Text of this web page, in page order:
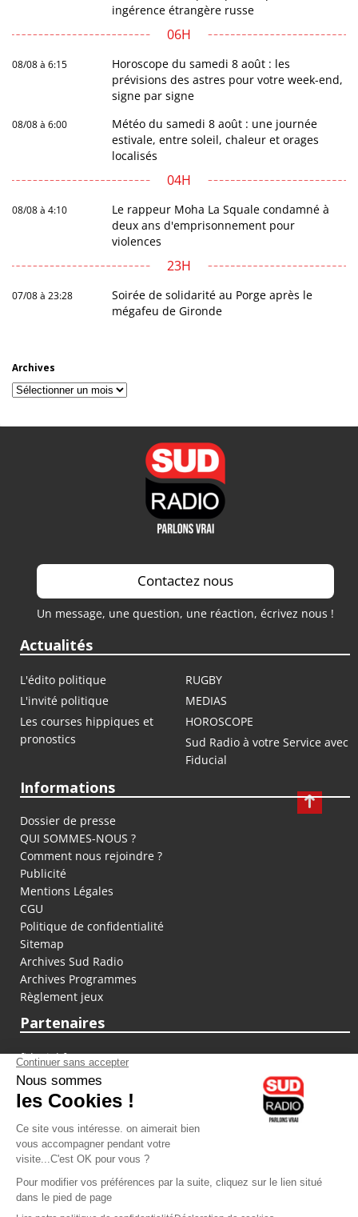
ingérence étrangère russe
06H
08/08 à 6:15
Horoscope du samedi 8 août : les
prévisions des astres pour votre week-end,
signe par signe
08/08 à 6:00
Météo du samedi 8 août : une journée
estivale, entre soleil, chaleur et orages
localisés
04H
08/08 à 4:10
Le rappeur Moha La Squale condamné à
deux ans d'emprisonnement pour
violences
23H
07/08 à 23:28
Soirée de solidarité au Porge après le
mégafeu de Gironde
Archives
Archives
Contactez nous
Un message, une question, une réaction, écrivez nous !
Actualités
L'édito politique
RUGBY
L'invité politique
MEDIAS
Les courses hippiques et
pronostics
HOROSCOPE
Sud Radio à votre Service avec
Fiducial
Informations
Dossier de presse
QUI SOMMES-NOUS ?
Comment nous rejoindre ?
Publicité
Mentions Légales
CGU
Politique de confidentialité
Sitemap
Archives Sud Radio
Archives Programmes
Règlement jeux
Partenaires
fiducial.fr
lyoncapitale.fr
olympique-et-lyonnais.com
L'application Iphone / Android
Téléchargez l'application
Les cookies